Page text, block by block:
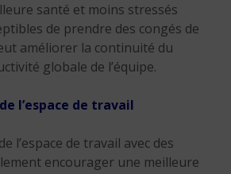
santé et moins stressés
de prendre des congés de
améliorer la continuité du
globale de l’équipe.
l’espace de travail
l’espace de travail avec des
encourager une meilleure